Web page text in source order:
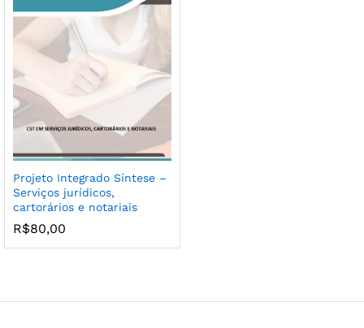
Projeto Integrado Síntese –
Serviços jurídicos,
cartorários e notariais
R$80,00